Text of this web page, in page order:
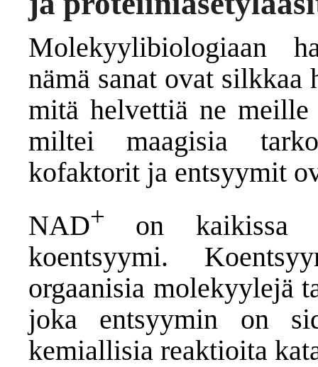
Molekyylibiologiaan
nämä sanat ovat
mitä helvettiä ne
miltei maagisia
kofaktorit ja entsyymit
NAD+ on kaikissa
koentsyymi.
orgaanisia molekyylejä
joka entsyymin on
kemiallisia reaktioita